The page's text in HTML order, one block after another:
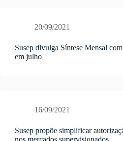
20/09/2021
Susep divulga Síntese Mensal
em julho
16/09/2021
Susep propõe simplificar